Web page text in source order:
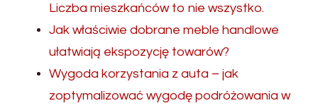
Liczba mieszkańców to nie wszystko.
Jak właściwie dobrane meble handlowe
ułatwiają ekspozycję towarów?
Wygoda korzystania z auta – jak
zoptymalizować wygodę podróżowania w